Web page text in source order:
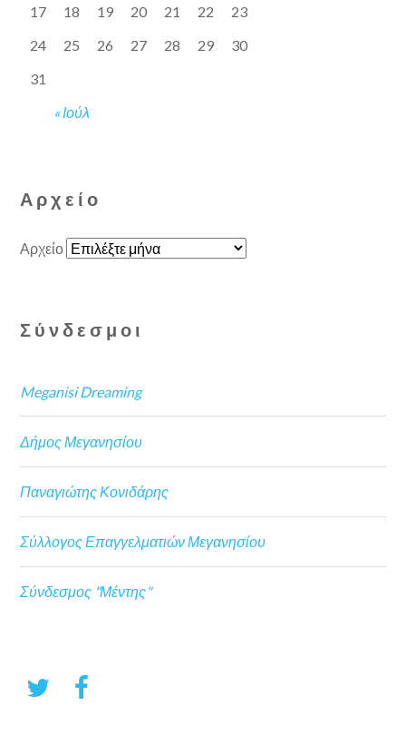
« Ιούλ
17
18 19 20 21 22
23
24
25 26 27 28 29
30
31
Αρχείο
Αρχείο
Σύνδεσμοι
Meganisi Dreaming
Δήμος Μεγανησίου
Παναγιώτης Κονιδάρης
Σύλλογος Επαγγελματιών Μεγανησίου
Σύνδεσμος "Μέντης"